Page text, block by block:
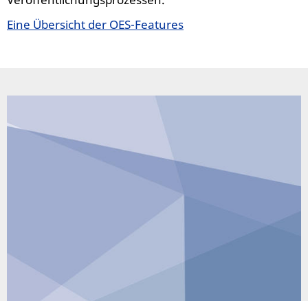
Eine Übersicht der OES-Features